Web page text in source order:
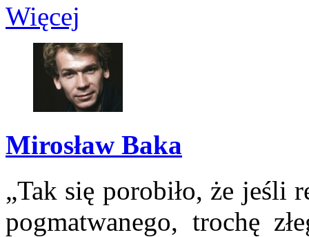
Więcej
Mirosław Baka
„Tak się porobiło, że jeśli
pogmatwanego, trochę